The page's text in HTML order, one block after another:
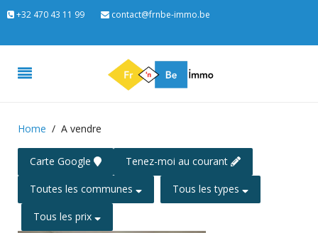
+32 470 43 11 99 contact@frnbe-immo.be
Home A vendre
Carte Google Tenez-moi au courant
Toutes les communes Tous les types
Tous les prix